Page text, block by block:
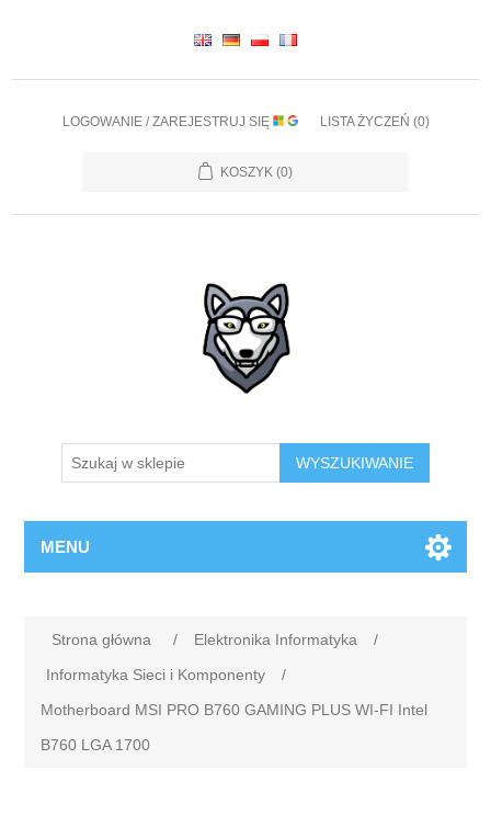
LOGOWANIE / ZAREJESTRUJ SIĘ LISTA ŻYCZEŃ (0)
KOSZYK (0)
WYSZUKIWANIE
MENU
Strona główna / Elektronika Informatyka
/
Informatyka Sieci i Komponenty
/
Motherboard MSI PRO B760 GAMING PLUS WI-FI Intel
B760 LGA 1700